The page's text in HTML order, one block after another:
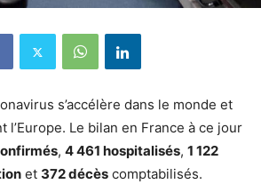
s’accélère dans le monde et
l’Europe. Le bilan en France à ce jour
, 4 461 hospitalisés, 1 122
et 372 décès comptabilisés.